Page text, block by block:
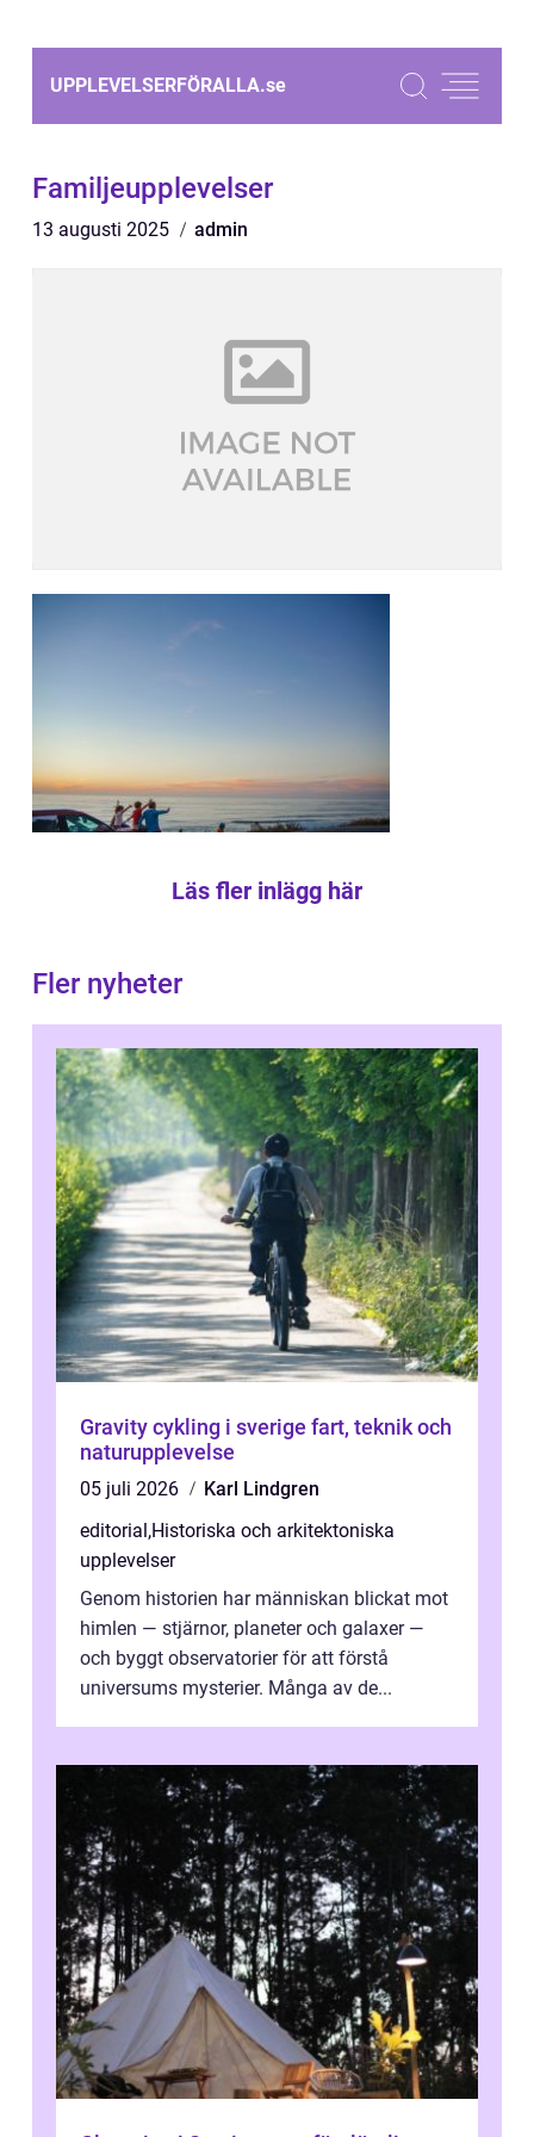
UPPLEVELSERFÖRALLA.se
Familjeupplevelser
13 augusti 2025 admin
Läs fler inlägg här
Fler nyheter
Gravity cykling i sverige fart, teknik och
naturupplevelse
05 juli 2026
Karl Lindgren
editorial,Historiska och arkitektoniska
upplevelser
Genom historien har människan blickat mot
himlen — stjärnor, planeter och galaxer —
och byggt observatorier för att förstå
universums mysterier. Många av de...